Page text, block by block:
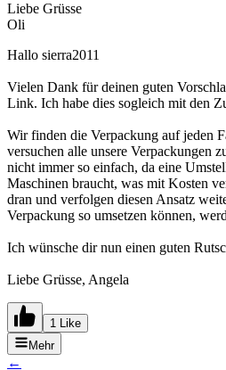
Liebe Grüsse
Oli
Hallo sierra2011
Vielen Dank für deinen guten
Link. Ich habe dies sogleich mit den
Wir finden die Verpackung auf jeden
versuchen alle unsere Verpackungen
nicht immer so einfach, da eine
Maschinen braucht, was mit Kosten
dran und verfolgen diesen Ansatz
Verpackung so umsetzen können,
Ich wünsche dir nun einen guten
Liebe Grüsse, Angela
1 Like
Mehr
←